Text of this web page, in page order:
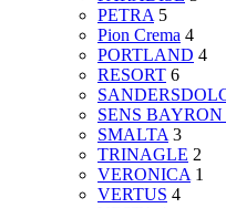
PETRA 5
Pion Crema 4
PORTLAND 4
RESORT 6
SENS
SMALTA 3
TRINAGLE 2
VERONICA 1
VERTUS 4